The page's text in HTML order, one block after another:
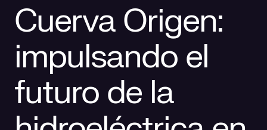
La mirada Cuerva
Qué ofrecemos
Distribución
Innovación
Comunidad
Cuerva Origen:
impulsando el
futuro de la